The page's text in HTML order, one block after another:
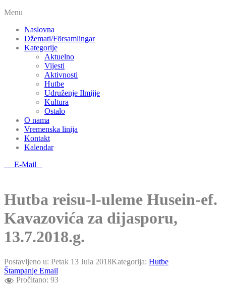
Menu
Naslovna
Džemati/Församlingar
Kategorije
Aktuelno
Vijesti
Aktivnosti
Hutbe
Udruženje Ilmijje
Kultura
Ostalo
O nama
Vremenska linija
Kontakt
Kalendar
E-Mail
Hutba reisu-l-uleme Husein-ef.
Kavazovića za dijasporu,
13.7.2018.g.
Postavljeno u: Petak 13 Jula 2018Kategorija: Hutbe
Štampanje Email
Pročitano: 93